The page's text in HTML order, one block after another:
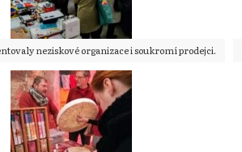
neziskové organizace i soukromí prodejci.